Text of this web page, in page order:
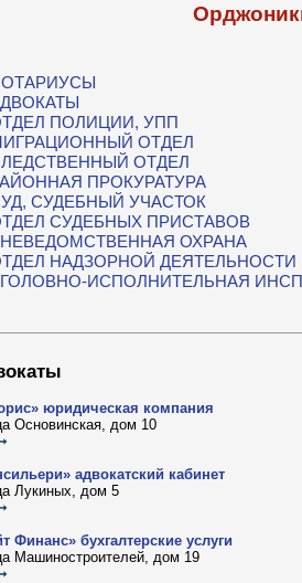
ПОЛИЦИИ, УПП
ОТДЕЛ
ОТДЕЛ
ПРОКУРАТУРА
СУДЕБНЫЙ УЧАСТОК
СУДЕБНЫХ ПРИСТАВОВ
ОХРАНА
НАДЗОРНОЙ ДЕЯТЕЛЬНОСТИ
ИСПОЛНИТЕЛЬНАЯ
юридическая компания
Основинская, дом 10
адвокатский кабинет
Лукиных, дом 5
Финанс» бухгалтерские услуги
Машиностроителей, дом 19